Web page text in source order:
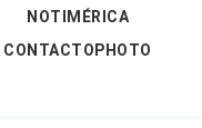
NOTIMÉRICA
CONTACTOPHOTO